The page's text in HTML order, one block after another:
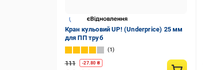
Кран кульовий UP! (Underprice) 25 мм
для ПП труб
1
111 -27.80 ₴